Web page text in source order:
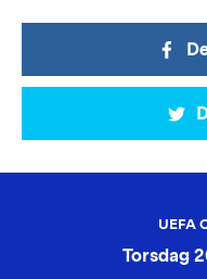
UEFA
Torsdag